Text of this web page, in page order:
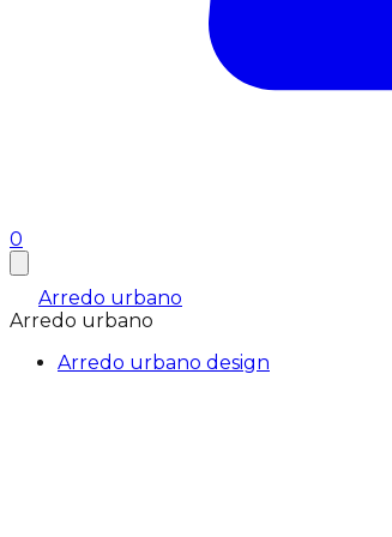
0
Arredo urbano
Arredo urbano
Arredo urbano design